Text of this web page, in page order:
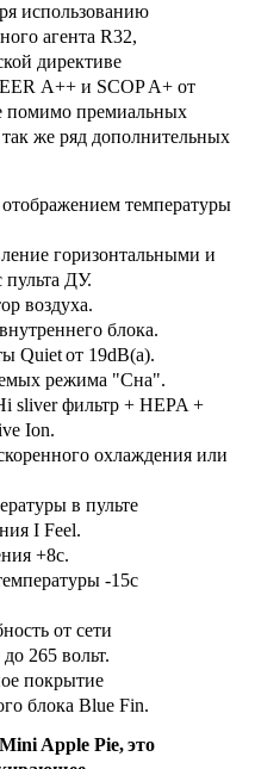
использованию
агента R32,
директиве
А++ и SCOP A+ от
помимо премиальных
же ряд дополнительных
отображением температуры
горизонтальными и
ДУ.
воздуха.
блока.
Quietот 19dB(a).
режима "Сна".
sliver фильтр + HEPA +
Ion.
охлаждения или
в пульте
I Feel.
+8с.
-15с
от сети
265 вольт.
покрытие
блока Blue Fin.
Mini Apple Pie,это